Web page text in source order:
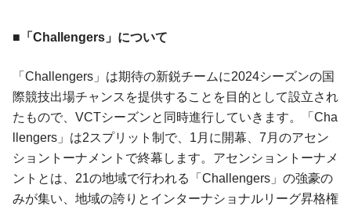
■「Challengers」について
「Challengers」は期待の新鋭チームに2024シーズンの国
際競技出場チャンスを提供することを目的として設立され
たもので、VCTシーズンと同時進行していきます。「Cha
llengers」は2スプリット制で、1月に開幕、7月のアセン
ショントーナメントで終幕します。アセンショントーナメ
ントとは、21の地域で行われる「Challengers」の強豪の
みが集い、地域の誇りとインターナショナルリーグ昇格権